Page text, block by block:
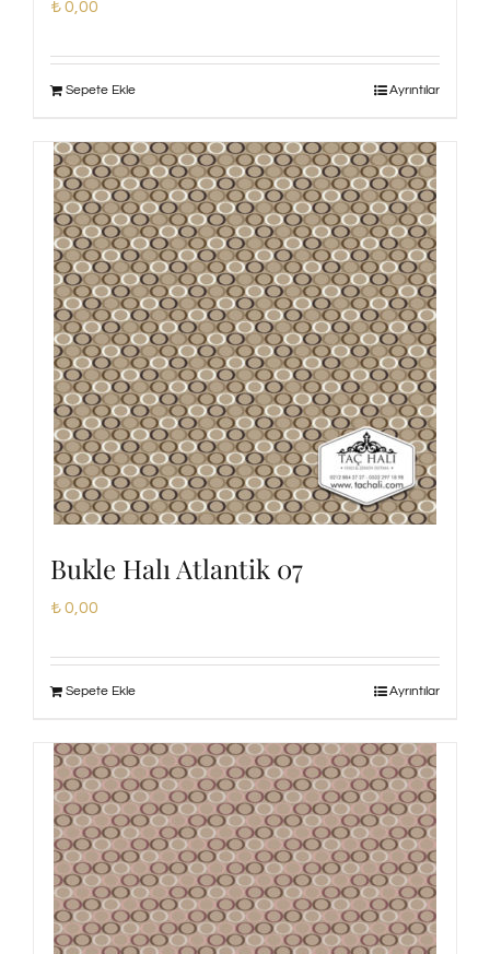
₺0,00
Sepete Ekle Ayrıntılar
Bukle Halı Atlantik 07
₺0,00
Sepete Ekle Ayrıntılar